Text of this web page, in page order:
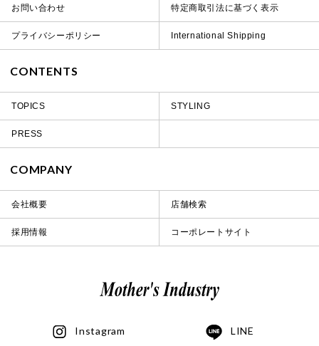
お問い合わせ 特定商取引法に基づく表示
プライバシーポリシー International Shipping
CONTENTS
TOPICS STYLING
PRESS
COMPANY
会社概要 店舗検索
採用情報 コーポレートサイト
Instagram LINE